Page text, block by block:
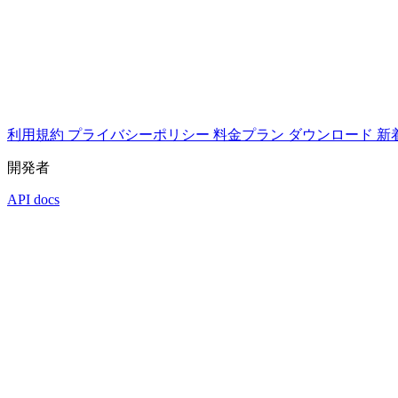
利用規約 プライバシーポリシー 料金プラン ダウンロード 新
開発者
API docs